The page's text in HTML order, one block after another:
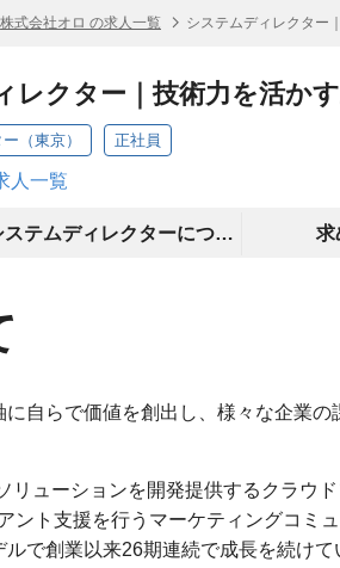
株式会社オロ の求人一覧 システムディレクター
レクター｜技術力を活か
（東京） 正社員
人一覧
システムディレクターについて 求
に自らで価値を創出し、様々な企業
リューションを開発提供するクラウ
ント支援を行うマーケティングコミ
で創業以来26期連続で成長を続けて